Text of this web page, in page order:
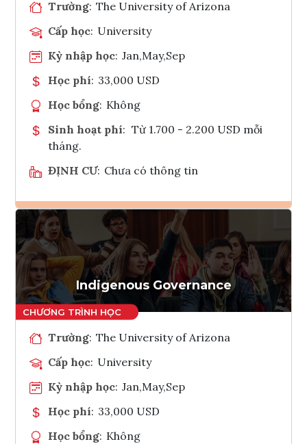
Trường: The University of Arizona
Cấp học: University
Kỳ nhập học: Jan,May,Sep
Học phí: 33,000 USD
Học bổng: Không
Sinh hoạt phí: Từ 1.700 - 2.200 USD mỗi
tháng.
ĐỊNH CƯ: Chưa có thông tin
Ghi danh
Tham vấn Interlink
Indigenous Governance
Trường: The University of Arizona
Cấp học: University
Kỳ nhập học: Jan,May,Sep
Học phí: 33,000 USD
Học bổng: Không